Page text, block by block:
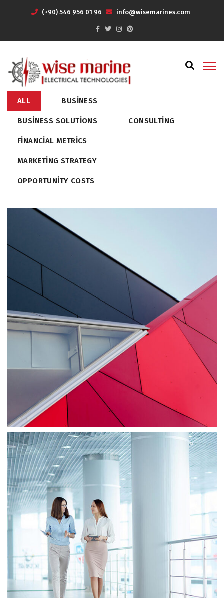
(+90) 546 956 01 96 info@wisemarines.com
ALL BUSINESS
BUSINESS SOLUTIONS CONSULTING
FINANCIAL METRICS
MARKETING STRATEGY
OPPORTUNITY COSTS
Consulting
Sale
Business
Consulting
Project 1
Business
Business
Consulting
Project 2